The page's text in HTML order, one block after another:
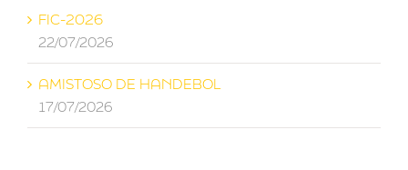
FIC-2026
22/07/2026
AMISTOSO DE HANDEBOL
17/07/2026